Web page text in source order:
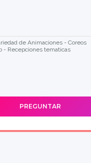
de Animaciones - Coreos
- Recepciones tematicas
PREGUNTAR